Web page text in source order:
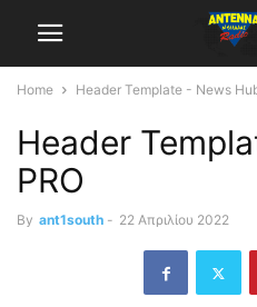
Home Header Template - News
Header
PRO
By ant1south - 22 Απριλίου 2022